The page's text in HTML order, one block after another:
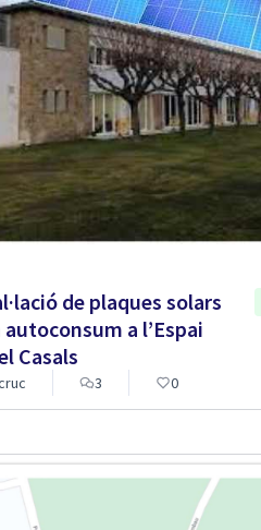
de plaques solars
autoconsum a l’Espai
Casals
3 0